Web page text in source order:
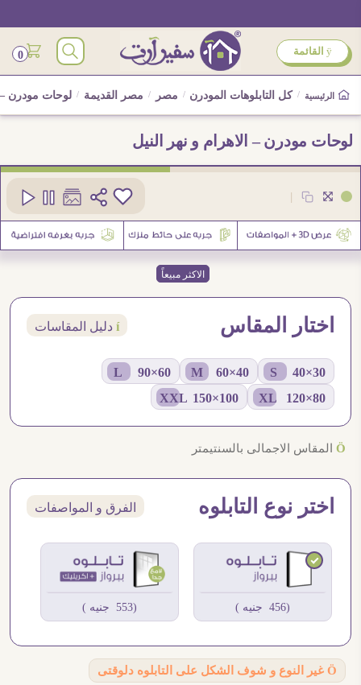
ÿ القائمة 0
الرئيسية / كل التابلوهات المودرن / مصر / مصر القديمة / لوحات مودرن –
لوحات مودرن – الاهرام و نهر النيل
|
الاكثر مبيعاً
اختار المقاس í دليل المقاسات
30×40 S
40×60 M
60×90 L
80×120 XL
100×150 XXL
Ö المقاس الاجمالى بالسنتيمتر
اختر نوع التابلوه الفرق و المواصفات
(456 جنيه ) (553 جنيه )
Ö غير النوع و شوف الشكل على التابلوه دلوقتى